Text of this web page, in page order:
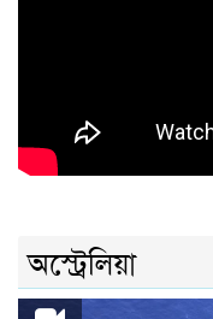
অস্ট্রেলিয়া